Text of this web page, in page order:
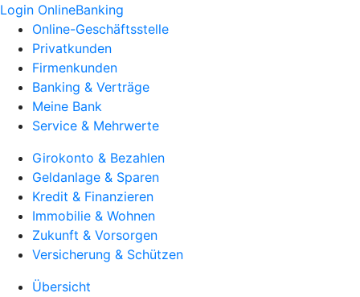
Login OnlineBanking
Online-Geschäftsstelle
Privatkunden
Firmenkunden
Banking & Verträge
Meine Bank
Service & Mehrwerte
Girokonto & Bezahlen
Geldanlage & Sparen
Kredit & Finanzieren
Immobilie & Wohnen
Zukunft & Vorsorgen
Versicherung & Schützen
Übersicht